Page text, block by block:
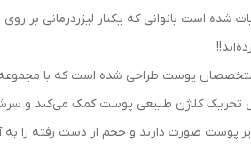
شده است بانوانی که یکبار لیزردرمانی
پوست طراحی شده است که با
کلاژن طبیعی پوست کمک می‌کند و سرشار
صورت دارند و حجم از دست رفته را به